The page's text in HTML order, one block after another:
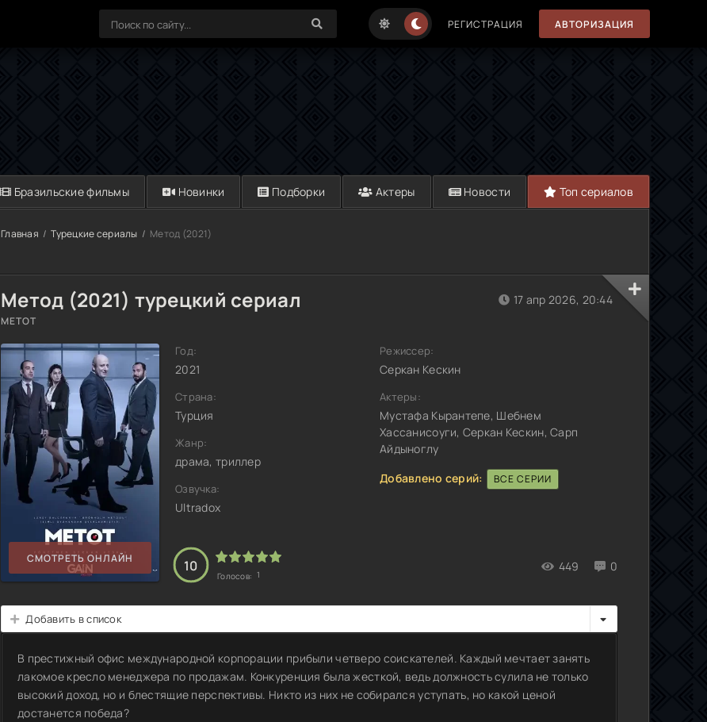
РЕГИСТРАЦИЯ АВТОРИЗАЦИЯ
Бразильские фильмы Новинки Подборки Актеры Новости Топ сериалов
Главная Турецкие сериалы Метод (2021)
Метод (2021) турецкий сериал
METOT
СМОТРЕТЬ ОНЛАЙН
Год:
2021
Страна:
Турция
Жанр:
драма, триллер
Озвучка:
Ultradox
10
Голосов: 1
449 0
17 апр 2026, 20:44
Режиссер:
Серкан Кескин
Актеры:
Мустафа Кырантепе, Шебнем
Хассанисоуги, Серкан Кескин, Сарп
Айдыноглу
Добавлено серий:
ВСЕ СЕРИИ
Добавить в список
В престижный офис международной корпорации прибыли четверо соискателей. Каждый мечтает занять
лакомое кресло менеджера по продажам. Конкуренция была жесткой, ведь должность сулила не только
высокий доход, но и блестящие перспективы. Никто из них не собирался уступать, но какой ценой
достанется победа?